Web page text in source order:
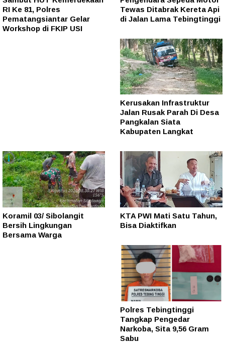
RI Ke 81, Polres
Pematangsiantar Gelar
Workshop di FKIP USI
Tewas Ditabrak Kereta Api
di Jalan Lama Tebingtinggi
Kerusakan Infrastruktur
Jalan Rusak Parah Di Desa
Pangkalan Siata
Kabupaten Langkat
Koramil 03/ Sibolangit
Bersih Lingkungan
Bersama Warga
KTA PWI Mati Satu Tahun,
Bisa Diaktifkan
Polres Tebingtinggi
Tangkap Pengedar
Narkoba, Sita 9,56 Gram
Sabu